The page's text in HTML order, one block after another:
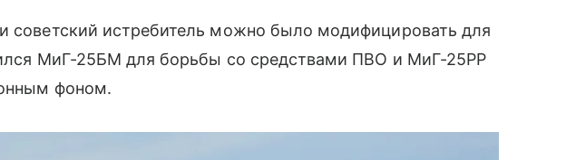
советский истребитель можно было модифицировать для
МиГ-25БМ для борьбы со средствами ПВО и МиГ-25РР
фоном.